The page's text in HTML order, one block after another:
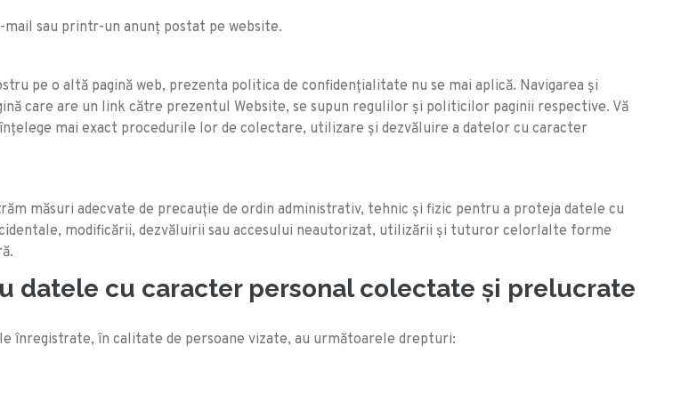
sau printr-un anunț postat pe website.
pe o altă pagină web, prezenta politica de confidenţialitate nu se mai aplică. Navigarea şi
care are un link către prezentul Website, se supun regulilor şi politicilor paginii respective. Vă
mai exact procedurile lor de colectare, utilizare şi dezvăluire a datelor cu caracter
măsuri adecvate de precauţie de ordin administrativ, tehnic şi fizic pentru a proteja datele cu
modificării, dezvăluirii sau accesului neautorizat, utilizării şi tuturor celorlalte forme
datele cu caracter personal colectate și prelucrate
înregistrate, în calitate de persoane vizate, au următoarele drepturi: